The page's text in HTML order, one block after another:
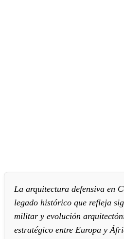
La arquitectura defensiva en
legado histórico que refleja
militar y evolución
estratégico entre Europa y